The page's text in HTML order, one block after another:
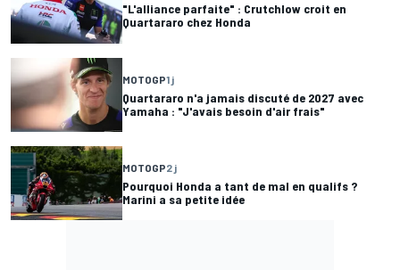
"L'alliance parfaite" : Crutchlow croit en
Quartararo chez Honda
MOTOGP1 j
Quartararo n'a jamais discuté de 2027 avec
Yamaha : "J'avais besoin d'air frais"
MOTOGP2 j
Pourquoi Honda a tant de mal en qualifs ?
Marini a sa petite idée